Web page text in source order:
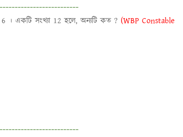
। একটি সংখ্যা 12 হলে, অন্যটি কত ? (WBP Constable